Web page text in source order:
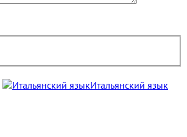
Итальянский язык